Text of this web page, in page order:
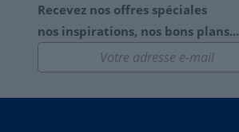
Recevez nos offres spéciales
nos inspirations, nos bons plans...